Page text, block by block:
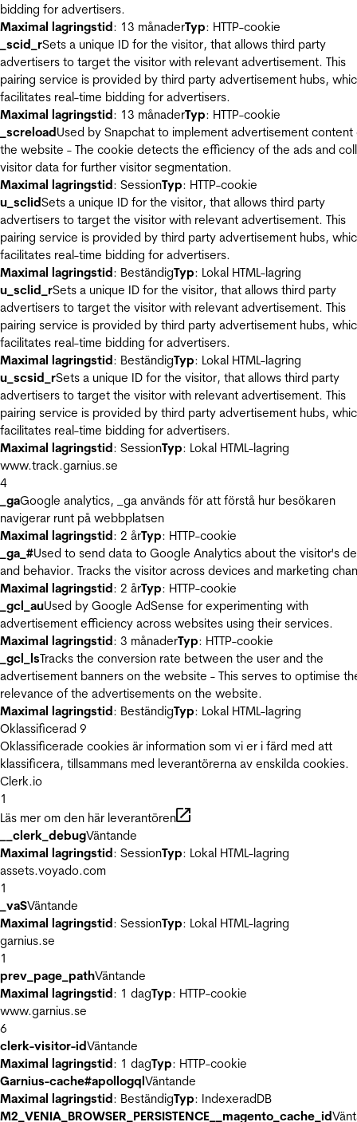
bidding for advertisers.
Maximal lagringstid: 13 månaderTyp: HTTP-cookie
_scid_rSets a unique ID for the visitor, that allows third party
advertisers to target the visitor with relevant advertisement. This
pairing service is provided by third party advertisement hubs,
facilitates real-time bidding for advertisers.
Maximal lagringstid: 13 månaderTyp: HTTP-cookie
_screloadUsed by Snapchat to implement advertisement content
the website - The cookie detects the efficiency of the ads and
visitor data for further visitor segmentation.
Maximal lagringstid: SessionTyp: HTTP-cookie
u_sclidSets a unique ID for the visitor, that allows third party
advertisers to target the visitor with relevant advertisement. This
pairing service is provided by third party advertisement hubs,
facilitates real-time bidding for advertisers.
Maximal lagringstid: BeständigTyp: Lokal HTML-lagring
u_sclid_rSets a unique ID for the visitor, that allows third party
advertisers to target the visitor with relevant advertisement. This
pairing service is provided by third party advertisement hubs,
facilitates real-time bidding for advertisers.
Maximal lagringstid: BeständigTyp: Lokal HTML-lagring
u_scsid_rSets a unique ID for the visitor, that allows third party
advertisers to target the visitor with relevant advertisement. This
pairing service is provided by third party advertisement hubs,
facilitates real-time bidding for advertisers.
Maximal lagringstid: SessionTyp: Lokal HTML-lagring
www.track.garnius.se
4
_gaGoogle analytics, _ga används för att förstå hur besökaren
navigerar runt på webbplatsen
Maximal lagringstid: 2 årTyp: HTTP-cookie
_ga_#Used to send data to Google Analytics about the visitor's
and behavior. Tracks the visitor across devices and marketing
Maximal lagringstid: 2 årTyp: HTTP-cookie
_gcl_auUsed by Google AdSense for experimenting with
advertisement efficiency across websites using their services.
Maximal lagringstid: 3 månaderTyp: HTTP-cookie
_gcl_lsTracks the conversion rate between the user and the
advertisement banners on the website - This serves to optimise
relevance of the advertisements on the website.
Maximal lagringstid: BeständigTyp: Lokal HTML-lagring
Oklassificerad 9
Oklassificerade cookies är information som vi er i färd med att
klassificera, tillsammans med leverantörerna av enskilda cookies.
Clerk.io
1
Läs mer om den här leverantören
__clerk_debugVäntande
Maximal lagringstid: SessionTyp: Lokal HTML-lagring
assets.voyado.com
1
_vaSVäntande
Maximal lagringstid: SessionTyp: Lokal HTML-lagring
garnius.se
1
prev_page_pathVäntande
Maximal lagringstid: 1 dagTyp: HTTP-cookie
www.garnius.se
6
clerk-visitor-idVäntande
Maximal lagringstid: 1 dagTyp: HTTP-cookie
Garnius-cache#apollogqlVäntande
Maximal lagringstid: BeständigTyp: IndexeradDB
M2_VENIA_BROWSER_PERSISTENCE__magento_cache_id